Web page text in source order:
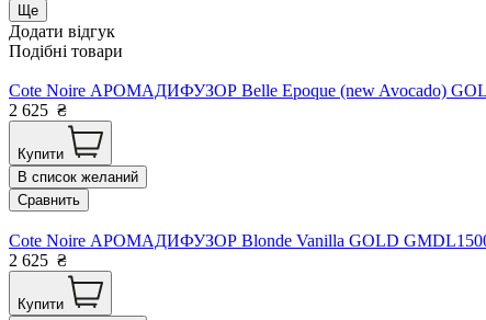
Ще
Додати відгук
Подібні товари
Cote Noire АРОМАДИФУЗОР Belle Epoque (new Avocado)
2 625 ₴
Купити
В список желаний
Сравнить
Cote Noire АРОМАДИФУЗОР Blonde Vanilla GOLD
2 625 ₴
Купити